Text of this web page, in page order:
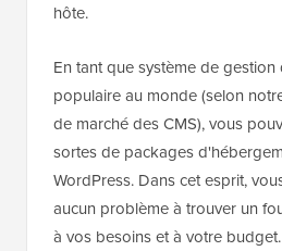
hôte.
En tant que système de
populaire au monde (selon
de marché des CMS), vous
sortes de packages
WordPress. Dans cet esprit,
aucun problème à trouver un
à vos besoins et à votre budget.